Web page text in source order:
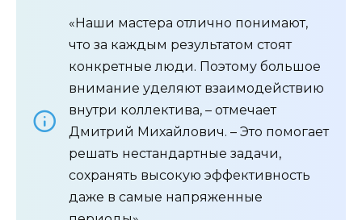
«Наши мастера отлично понимают,
что за каждым результатом стоят
конкретные люди. Поэтому большое
внимание уделяют взаимодействию
внутри коллектива, – отмечает
Дмитрий Михайлович. – Это помогает
решать нестандартные задачи,
сохранять высокую эффективность
даже в самые напряженные